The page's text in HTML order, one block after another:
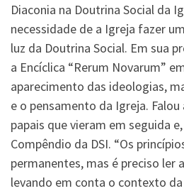
Diaconia na Doutrina Social da
necessidade de a Igreja fazer
luz da Doutrina Social. Em sua
a Encíclica “Rerum Novarum”
aparecimento das ideologias,
e o pensamento da Igreja.
papais que vieram em seguida
Compêndio da DSI. “Os
permanentes, mas é preciso ler
levando em conta o contexto